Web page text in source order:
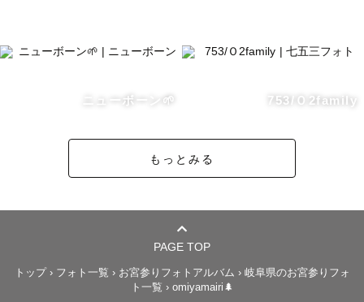
- ノスタルジックなレタッチ
どこか懐かしくて切なくもあり、でも温かい。そんな写真
写真の持つ力は本当にすごいです。
どんなに時間が過ぎてしまっても、写真を見るだけでその
ニューボーン🌱 753/Ｏ2family
もっとみる
PAGE TOP
トップ› フォト一覧 › お宮参りフォトアルバム › 岐阜県のお宮参りフォ
ト一覧 › omiyamairi🌲